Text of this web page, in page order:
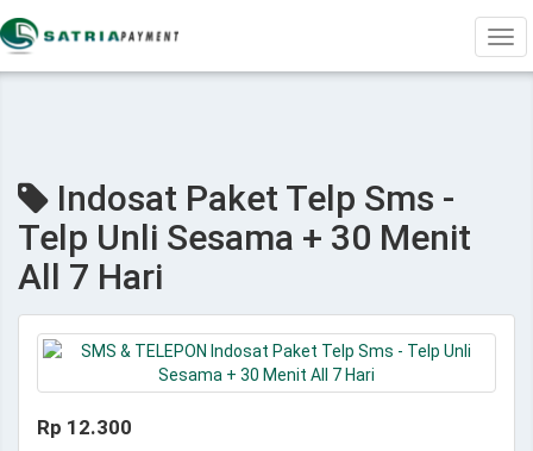
Indosat Paket Telp Sms -
Telp Unli Sesama + 30 Menit
All 7 Hari
Rp 12.300